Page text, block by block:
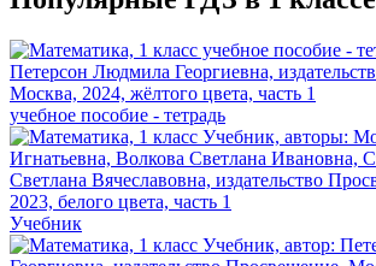
учебное пособие - тетрадь
Учебник